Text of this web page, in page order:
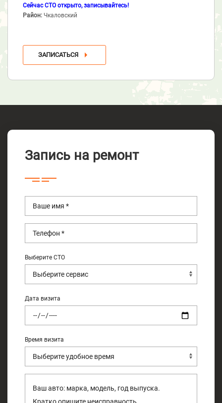
Сейчас СТО открыто, записывайтесь!
Район: Чкаловский
ЗАПИСАТЬСЯ
Запись на ремонт
Выберите СТО
Дата визита
Время визита